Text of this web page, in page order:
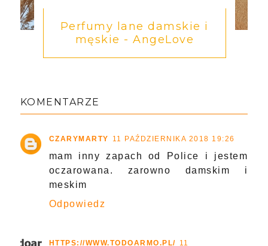
Perfumy lane damskie i
męskie - AngeLove
KOMENTARZE
CZARYMARTY 11 PAŹDZIERNIKA 2018 19:26
mam inny zapach od Police i jestem
oczarowana. zarowno damskim i
meskim
Odpowiedz
HTTPS://WWW.TODOARMO.PL/ 11